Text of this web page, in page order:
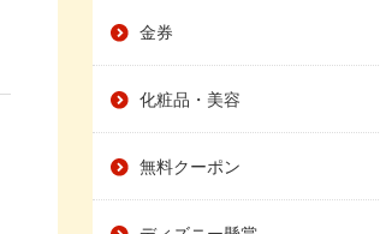
金券
化粧品・美容
無料クーポン